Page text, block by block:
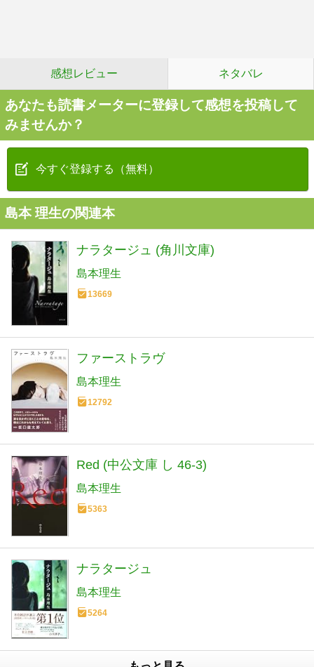
感想レビュー ネタバレ
あなたも読書メーターに登録して感想を投稿して
みませんか？
今すぐ登録する（無料）
島本 理生の関連本
ナラタージュ (角川文庫)
島本理生
13669
ファーストラヴ
島本理生
12792
Red (中公文庫 し 46-3)
島本理生
5363
ナラタージュ
島本理生
5264